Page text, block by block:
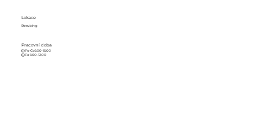
Lokace
Straubing
Pracovní doba
🕓Po-Čt 6:00-15:00
🕓Pa 6:00-12:00